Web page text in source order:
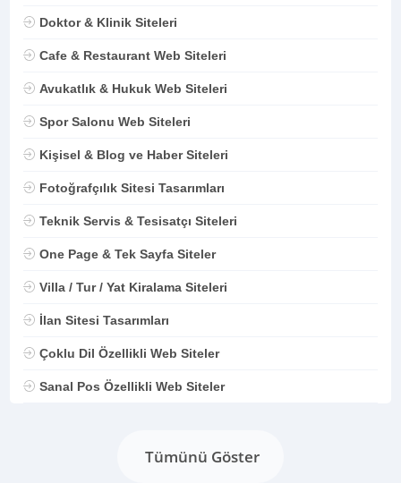
Doktor & Klinik Siteleri
Cafe & Restaurant Web Siteleri
Avukatlık & Hukuk Web Siteleri
Spor Salonu Web Siteleri
Kişisel & Blog ve Haber Siteleri
Fotoğrafçılık Sitesi Tasarımları
Teknik Servis & Tesisatçı Siteleri
One Page & Tek Sayfa Siteler
Villa / Tur / Yat Kiralama Siteleri
İlan Sitesi Tasarımları
Çoklu Dil Özellikli Web Siteler
Sanal Pos Özellikli Web Siteler
Tümünü Göster